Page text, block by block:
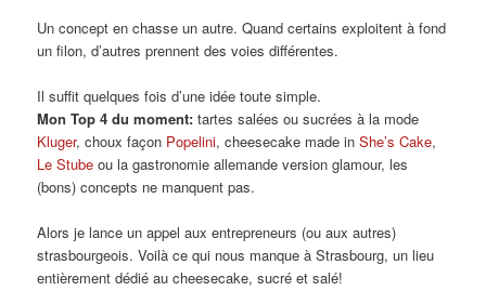
Un concept en chasse un autre. Quand certains exploitent à fond
un filon, d’autres prennent des voies différentes.
Il suffit quelques fois d’une idée toute simple.
Mon Top 4 du moment: tartes salées ou sucrées à la mode
Kluger, choux façon Popelini, cheesecake made inShe’s Cake,
Le Stube ou la gastronomie allemande version glamour, les
(bons) concepts ne manquent pas.
Alors je lance un appel aux entrepreneurs (ou aux autres)
strasbourgeois. Voilà ce qui nous manque à Strasbourg, un lieu
entièrement dédié au cheesecake, sucré et salé!